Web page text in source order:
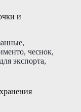
и
чеснок,
экспорта,